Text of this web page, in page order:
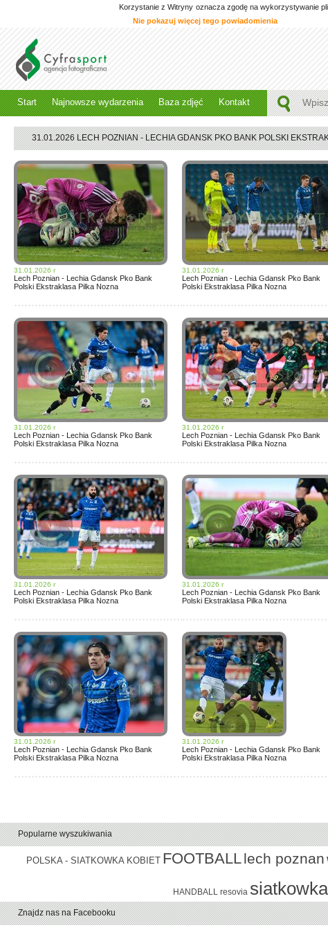
Korzystanie z Witryny oznacza zgodę na wykorzystywanie
Nie pokazuj więcej tego powiadomienia
Start Najnowsze wydarzenia Baza zdjęć Kontakt
31.01.2026 LECH POZNIAN - LECHIA GDANSK PKO BANK POLSKI
31.01.2026 r
Lech Poznian - Lechia Gdansk Pko Bank
Polski Ekstraklasa Pilka Nozna
31.01.2026 r
Lech Poznian - Lechia Gdansk Pko Bank
Polski Ekstraklasa Pilka Nozna
31.01.2026 r
Lech Poznian - Lechia Gdansk Pko Bank
Polski Ekstraklasa Pilka Nozna
31.01.2026 r
Lech Poznian - Lechia Gdansk Pko Bank
Polski Ekstraklasa Pilka Nozna
31.01.2026 r
Lech Poznian - Lechia Gdansk Pko Bank
Polski Ekstraklasa Pilka Nozna
31.01.2026 r
Lech Poznian - Lechia Gdansk Pko Bank
Polski Ekstraklasa Pilka Nozna
31.01.2026 r
Lech Poznian - Lechia Gdansk Pko Bank
Polski Ekstraklasa Pilka Nozna
31.01.2026 r
Lech Poznian - Lechia Gdansk Pko Bank
Polski Ekstraklasa Pilka Nozna
Popularne wyszukiwania
POLSKA - SIATKOWKA KOBIET FOOTBALLlech poznan
HANDBALL resovia siatkowka
Znajdz nas na Facebooku